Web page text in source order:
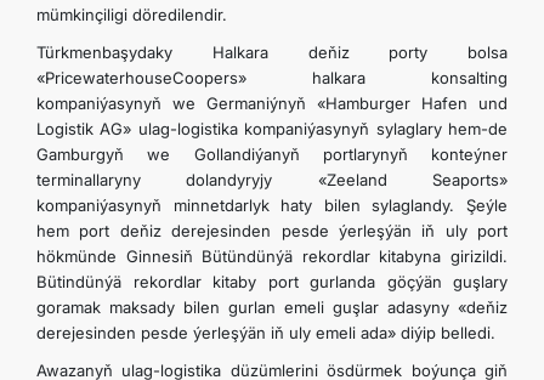
mümkinçiligi döredilendir.
Türkmenbaşydaky Halkara deňiz porty bolsa
«PricewaterhouseCoopers» halkara konsalting
kompaniýasynyň we Germaniýnyň «Hamburger Hafen und
Logistik AG» ulag-logistika kompaniýasynyň sylaglary hem-de
Gamburgyň we Gollandiýanyň portlarynyň konteýner
terminallaryny dolandyryjy «Zeeland Seaports»
kompaniýasynyň minnetdarlyk haty bilen sylaglandy. Şeýle
hem port deňiz derejesinden pesde ýerleşýän iň uly port
hökmünde Ginnesiň Bütündünýä rekordlar kitabyna girizildi.
Bütindünýä rekordlar kitaby port gurlanda göçýän guşlary
goramak maksady bilen gurlan emeli guşlar adasyny «deňiz
derejesinden pesde ýerleşýän iň uly emeli ada» diýip belledi.
Awazanyň ulag-logistika düzümlerini ösdürmek boýunça giň